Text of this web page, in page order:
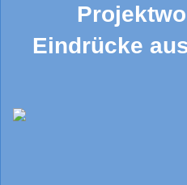
Eindrücke